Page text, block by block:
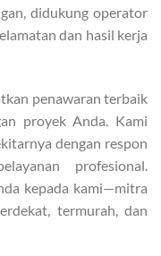
didukung operator
dan hasil kerja
penawaran terbaik
proyek Anda. Kami
dengan respon
profesional.
kepada kami—mitra
termurah, dan